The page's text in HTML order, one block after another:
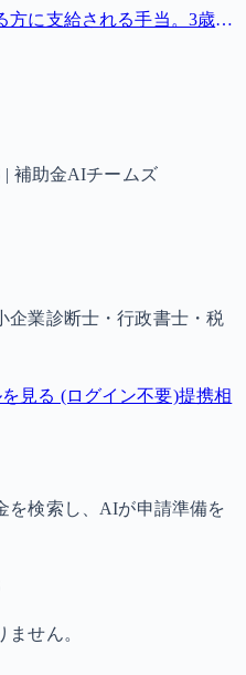
方に支給される手当。3歳未
生は月額10,000円。
| 補助金AIチームズ
企業診断士・行政書士・税
見る (ログイン不要)提携相
を検索し、AIが申請準備を
せん。